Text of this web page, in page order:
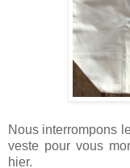
Nous interrompons
veste pour vous
hier.